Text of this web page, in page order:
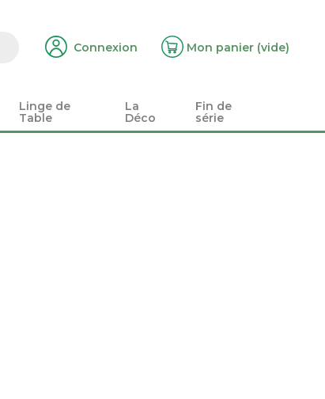
Connexion Mon panier (vide)
Linge de
Table
La
Déco
Fin de
série